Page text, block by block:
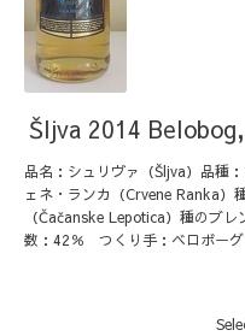
Šljva 2014
品名：シュリヴァ（Šljva）品種
ェネ・ランカ（Crvene Ranka）
（Čačanske Lepotica）種のブ
数：42％ つくり手：ベロボーグ